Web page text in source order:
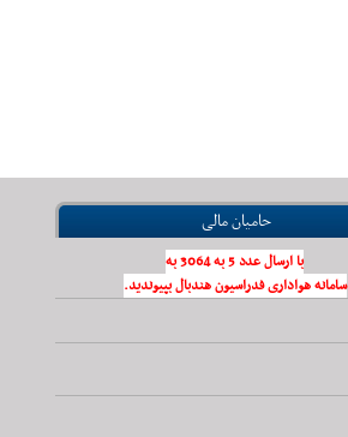
حامیان مالی
با ارسال عدد 5 به 3064 به
سامانه هواداری فدراسیون هندبال بپیوندید.